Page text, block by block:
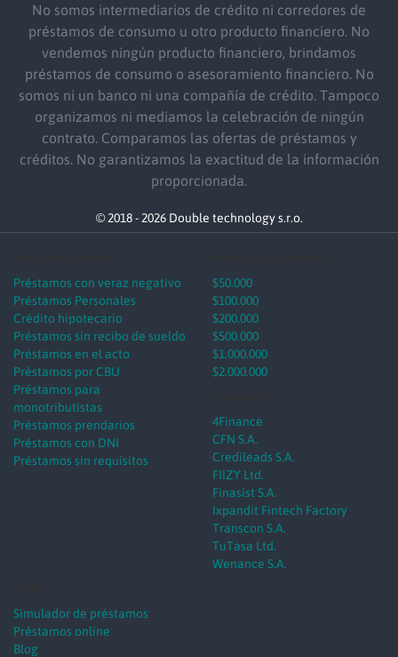
No somos intermediarios de crédito ni corredores de
préstamos de consumo u otro producto financiero. No
vendemos ningún producto financiero, brindamos
préstamos de consumo o asesoramiento financiero. No
somos ni un banco ni una compañía de crédito. Tampoco
organizamos ni mediamos la celebración de ningún
contrato. Comparamos las ofertas de préstamos y
créditos. No garantizamos la exactitud de la información
proporcionada.
© 2018 - 2026 Double technology s.r.o.
Préstamos con veraz negativo
Préstamos Personales
Crédito hipotecario
Préstamos sin recibo de sueldo
Préstamos en el acto
Préstamos por CBU
Préstamos para
monotributistas
Préstamos prendarios
Préstamos con DNI
Préstamos sin requisitos
$50.000
$100.000
$200.000
$500.000
$1.000.000
$2.000.000
4Finance
CFN S.A.
Credileads S.A.
FIIZY Ltd.
Finasist S.A.
Ixpandit Fintech Factory
Transcon S.A.
TuTasa Ltd.
Wenance S.A.
Simulador de préstamos
Préstamos online
Blog